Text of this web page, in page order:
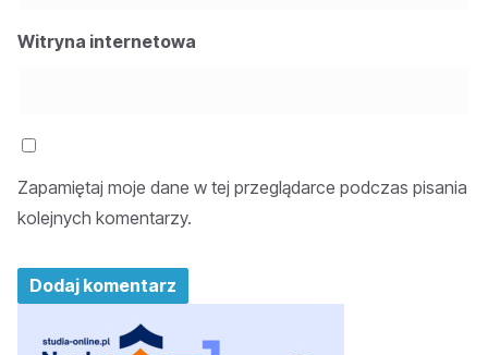
Witryna internetowa
Zapamiętaj moje dane w tej przeglądarce podczas pisania
kolejnych komentarzy.